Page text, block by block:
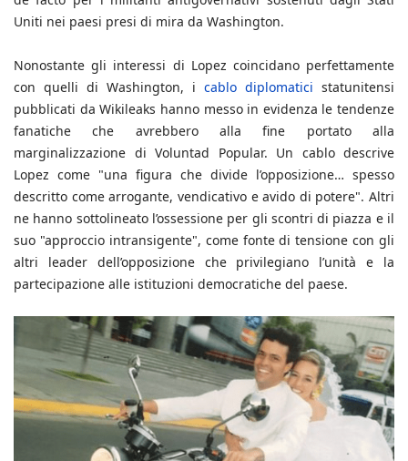
Uniti nei paesi presi di mira da Washington.
Nonostante gli interessi di Lopez coincidano perfettamente
con quelli di Washington, i cablo diplomatici statunitensi
pubblicati da Wikileaks hanno messo in evidenza le tendenze
fanatiche che avrebbero alla fine portato alla
marginalizzazione di Voluntad Popular. Un cablo descrive
Lopez come "una figura che divide l’opposizione… spesso
descritto come arrogante, vendicativo e avido di potere". Altri
ne hanno sottolineato l’ossessione per gli scontri di piazza e il
suo "approccio intransigente", come fonte di tensione con gli
altri leader dell’opposizione che privilegiano l’unità e la
partecipazione alle istituzioni democratiche del paese.